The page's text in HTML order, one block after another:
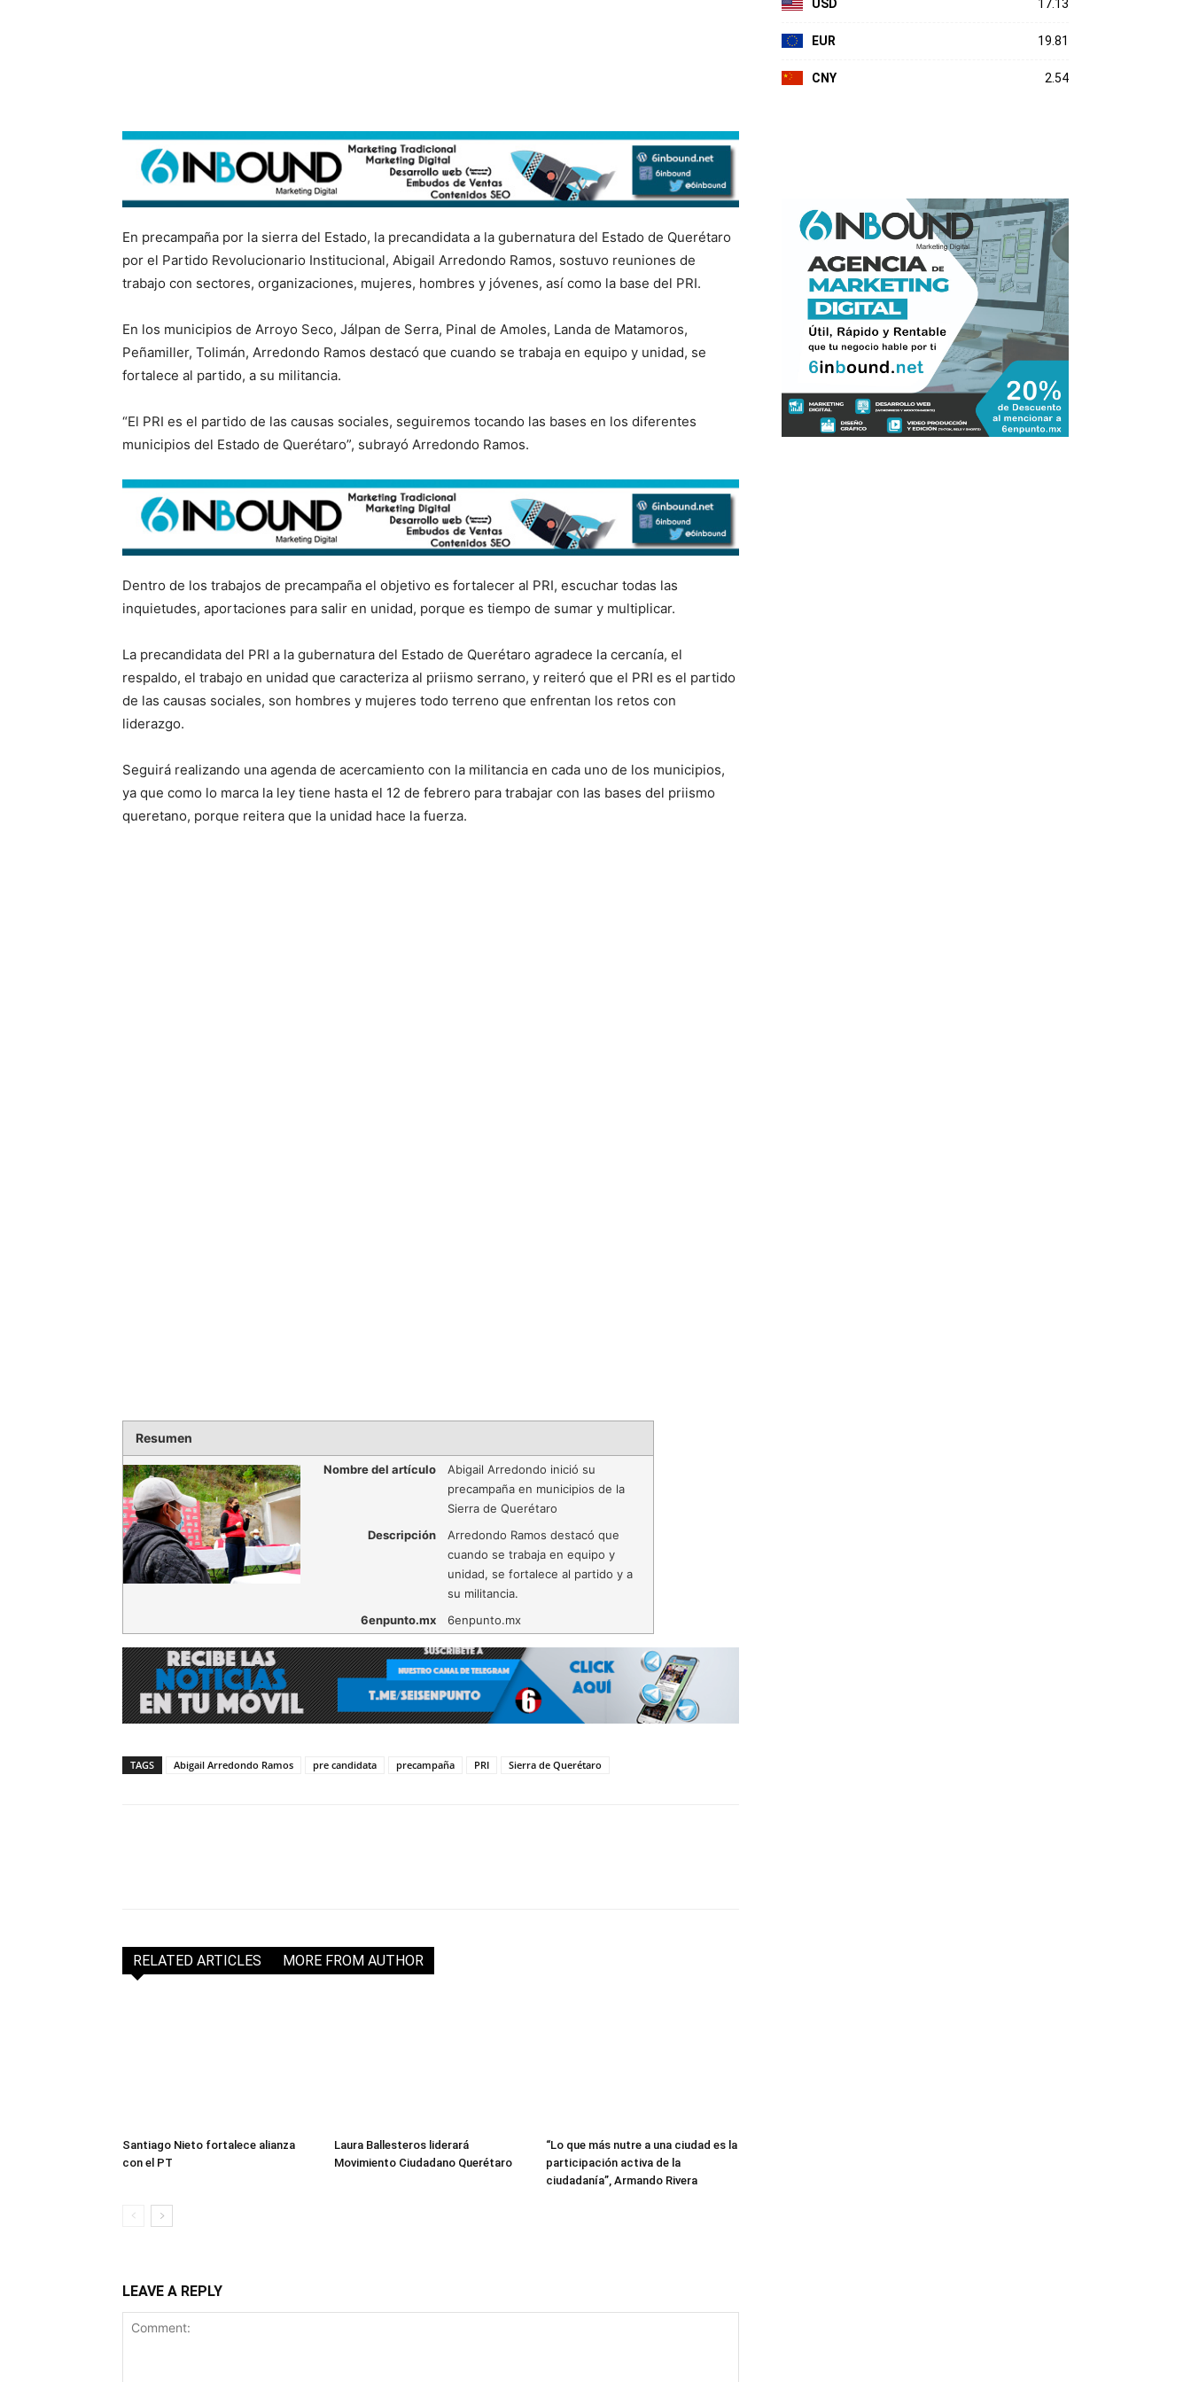
En precampaña por la sierra del Estado, la precandidata a la gubernatura del Estado de Querétaro
por el Partido Revolucionario Institucional, Abigail Arredondo Ramos, sostuvo reuniones de
trabajo con sectores, organizaciones, mujeres, hombres y jóvenes, así como la base del PRI.
En los municipios de Arroyo Seco, Jálpan de Serra, Pinal de Amoles, Landa de Matamoros,
Peñamiller, Tolimán, Arredondo Ramos destacó que cuando se trabaja en equipo y unidad, se
fortalece al partido, a su militancia.
“El PRI es el partido de las causas sociales, seguiremos tocando las bases en los diferentes
municipios del Estado de Querétaro”, subrayó Arredondo Ramos.
Dentro de los trabajos de precampaña el objetivo es fortalecer al PRI, escuchar todas las
inquietudes, aportaciones para salir en unidad, porque es tiempo de sumar y multiplicar.
La precandidata del PRI a la gubernatura del Estado de Querétaro agradece la cercanía, el
respaldo, el trabajo en unidad que caracteriza al priismo serrano, y reiteró que el PRI es el partido
de las causas sociales, son hombres y mujeres todo terreno que enfrentan los retos con
liderazgo.
Seguirá realizando una agenda de acercamiento con la militancia en cada uno de los municipios,
ya que como lo marca la ley tiene hasta el 12 de febrero para trabajar con las bases del priismo
queretano, porque reitera que la unidad hace la fuerza.
Resumen
Nombre del artículo
Abigail Arredondo inició su
precampaña en municipios de la
Sierra de Querétaro
Descripción
Arredondo Ramos destacó que
cuando se trabaja en equipo y
unidad, se fortalece al partido y a
su militancia.
6enpunto.mx
6enpunto.mx
TAGS Abigail Arredondo Ramos pre candidata precampaña PRI Sierra de Querétaro
RELATED ARTICLES MORE FROM AUTHOR
Santiago Nieto fortalece alianza
con el PT
Laura Ballesteros liderará
Movimiento Ciudadano Querétaro
“Lo que más nutre a una ciudad es la
participación activa de la
ciudadanía”, Armando Rivera
LEAVE A REPLY
USD 17.13
EUR 19.81
CNY 2.54